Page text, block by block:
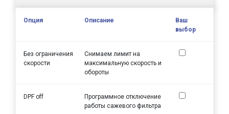
Опция Описание
Ваш
выбор
Без ограничения
скорости
Снимаем лимит на
максимальную скорость и
обороты
DPF off
Программное отключение
работы сажевого фильтра